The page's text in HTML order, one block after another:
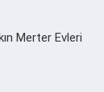
Merter Evleri